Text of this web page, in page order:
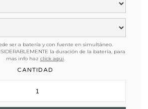
ser a batería y con fuente en simultáneo.
la duración de la batería, para
mas info haz click aqui.
CANTIDAD